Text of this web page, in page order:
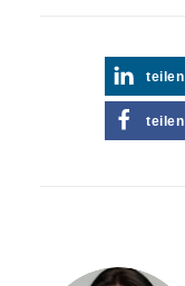
teilen
teilen